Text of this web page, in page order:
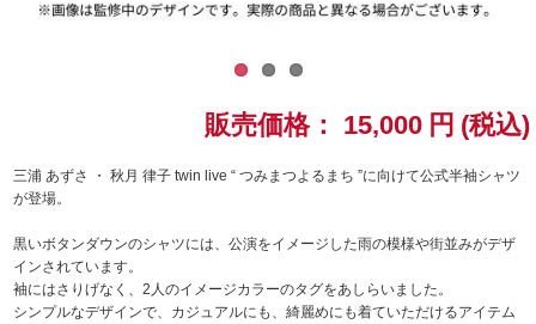
スサノオマジック
ラブライブ！シリーズ
ラブライブ！サンシャイン‼
販売価格： 15,000 円 (税込)
三浦 あずさ ・ 秋月 律子 twin live “ つみまつよるまち ”に向けて公式半袖シャツ
が登場。
黒いボタンダウンのシャツには、公演をイメージした雨の模様や街並みがデザ
インされています。
袖にはさりげなく、2人のイメージカラーのタグをあしらいました。
シンプルなデザインで、カジュアルにも、綺麗めにも着ていただけるアイテム